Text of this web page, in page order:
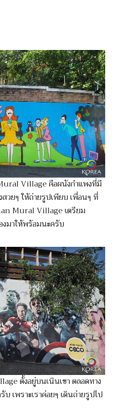
Village คือผนังกำแพงที่มี
วยๆ ให้ถ่ายรูปเพียบ เพื่อนๆ ที่
Mural Village เตรียม
มาให้พร้อมนะครับ
ตั้งอยู่บนเนินเขา ตลอดทาง
เพราะเราค่อยๆ เดินถ่ายรูปไป